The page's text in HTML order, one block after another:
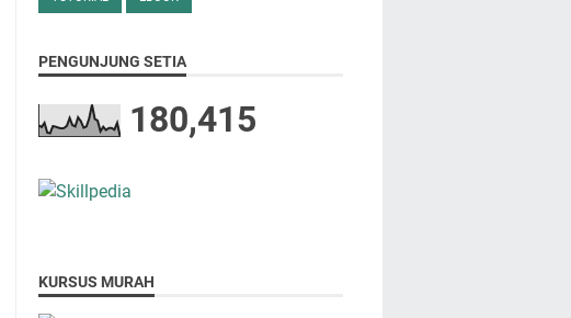
PENGUNJUNG SETIA
180,415
KURSUS MURAH